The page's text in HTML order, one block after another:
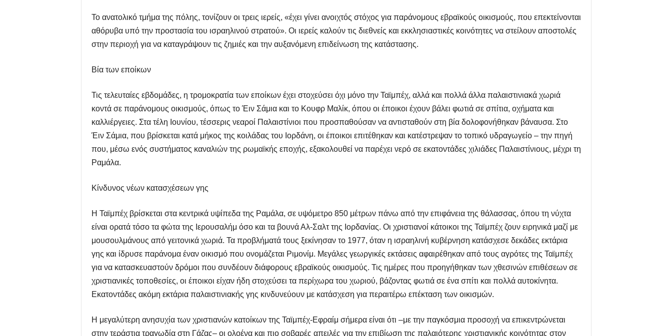
Το ανατολικό τμήμα της πόλης, τονίζουν οι τρεις ιερείς, «έχει γίνει ανοιχτός στόχος για παράνομους εβραϊκούς οικισμούς, που επεκτείνονται
αθόρυβα υπό την προστασία του ισραηλινού στρατού». Οι ιερείς καλούν τις διεθνείς και εκκλησιαστικές κοινότητες να στείλουν αποστολές
στην περιοχή για να καταγράψουν τις ζημιές και την αυξανόμενη επιδείνωση της κατάστασης.
Βία των εποίκων
Τις τελευταίες εβδομάδες, η τρομοκρατία των εποίκων έχει στοχεύσει όχι μόνο την Ταϊμπέχ, αλλά και πολλά άλλα παλαιστινιακά χωριά
κοντά σε παράνομους οικισμούς, όπως το Έιν Σάμια και το Κουφρ Μαλίκ, όπου οι έποικοι έχουν βάλει φωτιά σε σπίτια, οχήματα και
καλλιέργειες. Στα τέλη Ιουνίου, τέσσερις νεαροί Παλαιστίνιοι που προσπαθούσαν να αντισταθούν στη βία δολοφονήθηκαν βάναυσα. Στο
Έιν Σάμια, που βρίσκεται κατά μήκος της κοιλάδας του Ιορδάνη, οι έποικοι επιτέθηκαν και κατέστρεψαν το τοπικό υδραγωγείο – την πηγή
που, μέσω ενός συστήματος καναλιών της ρωμαϊκής εποχής, εξακολουθεί να παρέχει νερό σε εκατοντάδες χιλιάδες Παλαιστίνιους, μέχρι τη
Ραμάλα.
Κίνδυνος νέων κατασχέσεων γης
Η Ταϊμπέχ βρίσκεται στα κεντρικά υψίπεδα της Ραμάλα, σε υψόμετρο 850 μέτρων πάνω από την επιφάνεια της θάλασσας, όπου τη νύχτα
είναι ορατά τόσο τα φώτα της Ιερουσαλήμ όσο και τα βουνά Αλ-Σαλτ της Ιορδανίας. Οι χριστιανοί κάτοικοι της Ταϊμπέχ ζουν ειρηνικά μαζί με
μουσουλμάνους από γειτονικά χωριά. Τα προβλήματά τους ξεκίνησαν το 1977, όταν η ισραηλινή κυβέρνηση κατάσχεσε δεκάδες εκτάρια
γης και ίδρυσε παράνομα έναν οικισμό που ονομάζεται Ριμονίμ. Μεγάλες γεωργικές εκτάσεις αφαιρέθηκαν από τους αγρότες της Ταϊμπέχ
για να κατασκευαστούν δρόμοι που συνδέουν διάφορους εβραϊκούς οικισμούς. Τις ημέρες που προηγήθηκαν των χθεσινών επιθέσεων σε
χριστιανικές τοποθεσίες, οι έποικοι είχαν ήδη στοχεύσει τα περίχωρα του χωριού, βάζοντας φωτιά σε ένα σπίτι και πολλά αυτοκίνητα.
Εκατοντάδες ακόμη εκτάρια παλαιστινιακής γης κινδυνεύουν με κατάσχεση για περαιτέρω επέκταση των οικισμών.
Η μεγαλύτερη ανησυχία των χριστιανών κατοίκων της Ταϊμπέχ-Εφραίμ σήμερα είναι ότι –με την παγκόσμια προσοχή να επικεντρώνεται
στην τεράστια τραγωδία στη Γάζας– οι ολοένα και πιο σοβαρές απειλές για την επιβίωση της παλαιότερης χριστιανικής κοινότητας στον